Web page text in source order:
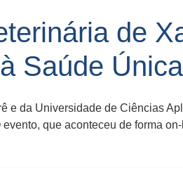
de
Saúde Única
e da Universidade de Ciências
que aconteceu de forma